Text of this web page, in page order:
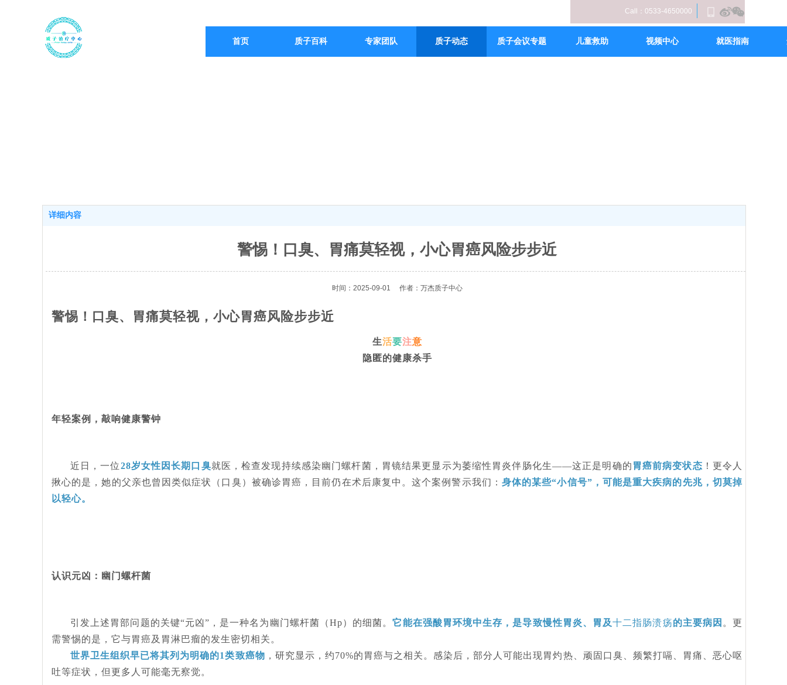
首页 质子百科 专家团队 质子动态 质子会议专题 儿童救助 视频中心 就医指南
Call：0533-4650000
详细内容
警惕！口臭、胃痛莫轻视，小心胃癌风险步步近
时间：2025-09-01 作者：万杰质子中心
警惕！口臭、胃痛莫轻视，小心胃癌风险步步近
生活要注意
隐匿的健康杀手
年轻案例，敲响健康警钟
近日，一位28岁女性因长期口臭就医，检查发现持续感染幽门螺杆菌，胃镜结果更显示为萎缩性胃炎伴肠化生——这正是明确的 胃癌前病变状态 ！更令人
揪心的是，她的父亲也曾因类似症状（口臭）被确诊胃癌，目前仍在术后康复中。这个案例警示我们： 身体的某些“小信号”，可能是重大疾病的先兆，切莫掉
以轻心。
认识元凶：幽门螺杆菌
引发上述胃部问题的关键“元凶”，是一种名为幽门螺杆菌（Hp）的细菌。它能在强酸胃环境中生存，是导致慢性胃炎、胃及十二指肠溃疡的主要病因 。更
需警惕的是，它与胃癌及胃淋巴瘤的发生密切相关。
世界卫生组织早已将其列为明确的1类致癌物 ，研究显示，约70%的胃癌与之相关。感染后，部分人可能出现胃灼热、顽固口臭、频繁打嗝、胃痛、恶心呕
吐等症状，但更多人可能毫无察觉。